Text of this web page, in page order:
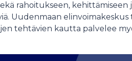
rahoitukseen, kehittämiseen
Uudenmaan elinvoimakeskus
tehtävien kautta palvelee